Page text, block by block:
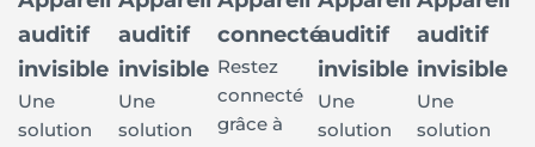
auditif
invisible
Une
solution
auditif
invisible
Une
solution
connecté
Restez
connecté
grâce à
auditif
invisible
Une
solution
auditif
invisible
Une
solution